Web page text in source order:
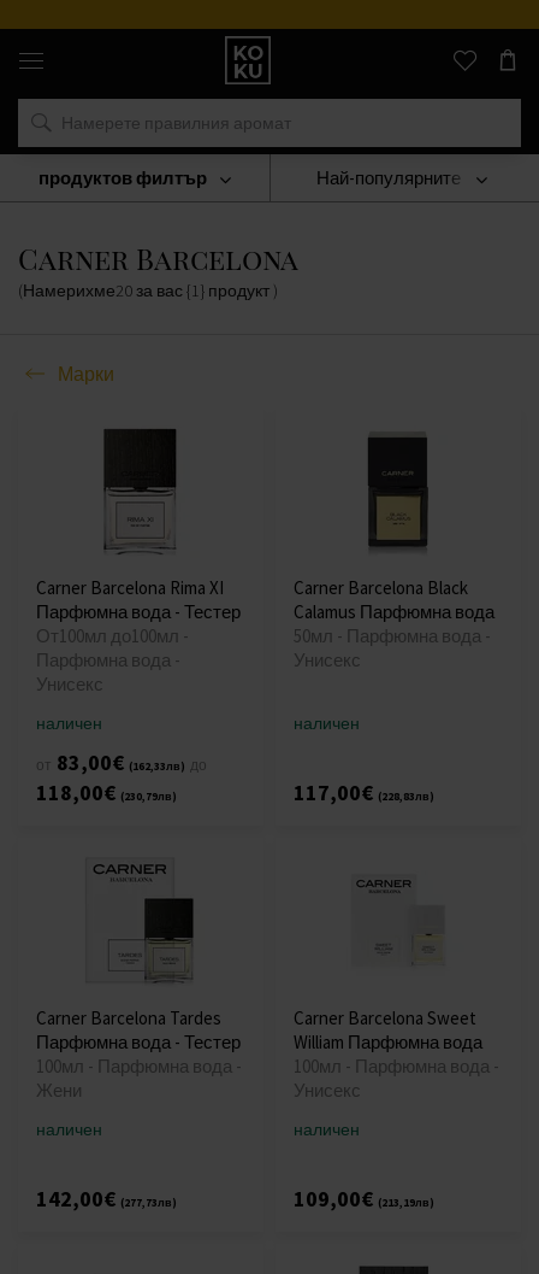
Оригинални
парфюми
часовници
на
място
Марки
Carner Barcelona
Carner Barcelona
(Намерихме20за вас{1} продукт )
Най-популярните
Марки
продуктов филтър
Carner Barcelona Rima XI
Парфюмна вода - Тестер
От100мл до100мл -
Парфюмна вода -
Унисекс
наличен
от 83,00€ (162,33лв) до
118,00€ (230,79лв)
Carner Barcelona Black
Calamus Парфюмна вода
50мл - Парфюмна вода -
Унисекс
наличен
117,00€ (228,83лв)
Carner Barcelona Tardes
Парфюмна вода - Тестер
100мл - Парфюмна вода -
Жени
наличен
142,00€ (277,73лв)
Carner Barcelona Sweet
William Парфюмна вода
100мл - Парфюмна вода -
Унисекс
наличен
109,00€ (213,19лв)